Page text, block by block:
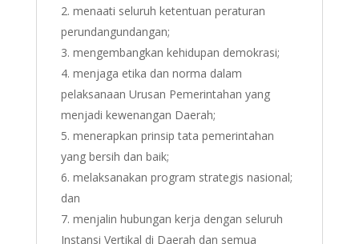
menaati seluruh ketentuan peraturan
perundangundangan;
mengembangkan kehidupan demokrasi;
menjaga etika dan norma dalam
pelaksanaan Urusan Pemerintahan yang
menjadi kewenangan Daerah;
menerapkan prinsip tata pemerintahan
yang bersih dan baik;
melaksanakan program strategis nasional;
dan
menjalin hubungan kerja dengan seluruh
Instansi Vertikal di Daerah dan semua